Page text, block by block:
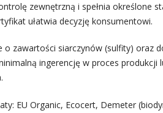
zewnętrzną i spełnia określone
ułatwia decyzję konsumentowi.
o zawartości siarczynów (sulfity) oraz
ingerencję w proces
EU Organic, Ecocert, Demeter